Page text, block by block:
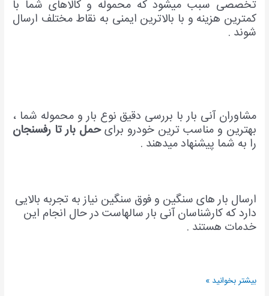
تخصصی سبب میشود که محموله و کالاهای شما با
کمترین هزینه و با بالاترین ایمنی به نقاط مختلف ارسال
شوند .
مشاوران آنی بار با بررسی دقیق نوع بار و محموله شما ،
بهترین و مناسب ترین خودرو برایحمل بار تا رفسنجان
را به شما پیشنهاد میدهند .
ارسال بار های سنگین و فوق سنگین نیاز به تجربه بالایی
دارد که کارشناسان آنی بار سالهاست در حال انجام این
خدمات هستند .
بیشتر بخوانید »